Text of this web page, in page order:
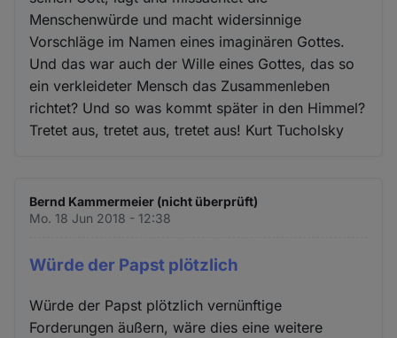
Menschenwürde und macht widersinnige
Vorschläge im Namen eines imaginären Gottes.
Und das war auch der Wille eines Gottes, das so
ein verkleideter Mensch das Zusammenleben
richtet? Und so was kommt später in den Himmel?
Tretet aus, tretet aus, tretet aus! Kurt Tucholsky
Bernd Kammermeier (nicht überprüft)
Mo. 18 Jun 2018 - 12:38
Würde der Papst plötzlich
Würde der Papst plötzlich vernünftige
Forderungen äußern, wäre dies eine weitere